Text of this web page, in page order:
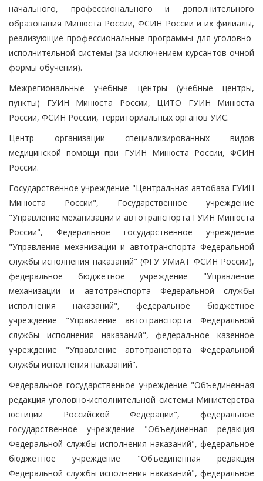
начального, профессионального и дополнительного
образования Минюста России, ФСИН России и их филиалы,
реализующие профессиональные программы для уголовно-
исполнительной системы (за исключением курсантов очной
формы обучения).
Межрегиональные учебные центры (учебные центры,
пункты) ГУИН Минюста России, ЦИТО ГУИН Минюста
России, ФСИН России, территориальных органов УИС.
Центр организации специализированных видов
медицинской помощи при ГУИН Минюста России, ФСИН
России.
Государственное учреждение "Центральная автобаза ГУИН
Минюста России", Государственное учреждение
"Управление механизации и автотранспорта ГУИН Минюста
России", Федеральное государственное учреждение
"Управление механизации и автотранспорта Федеральной
службы исполнения наказаний" (ФГУ УМиАТ ФСИН России),
федеральное бюджетное учреждение "Управление
механизации и автотранспорта Федеральной службы
исполнения наказаний", федеральное бюджетное
учреждение "Управление автотранспорта Федеральной
службы исполнения наказаний", федеральное казенное
учреждение "Управление автотранспорта Федеральной
службы исполнения наказаний".
Федеральное государственное учреждение "Объединенная
редакция уголовно-исполнительной системы Министерства
юстиции Российской Федерации", федеральное
государственное учреждение "Объединенная редакция
Федеральной службы исполнения наказаний", федеральное
бюджетное учреждение "Объединенная редакция
Федеральной службы исполнения наказаний", федеральное